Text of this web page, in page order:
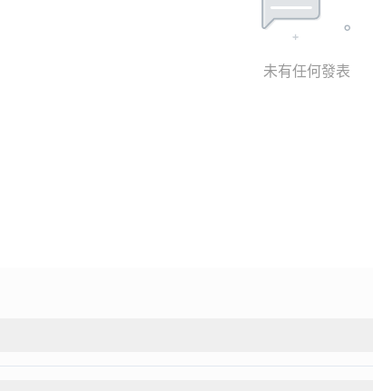
未有任何發表